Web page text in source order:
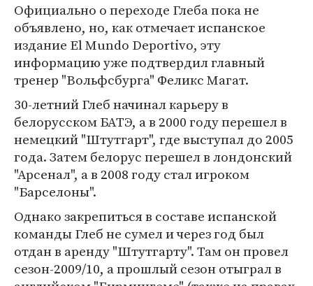
Официально о переходе Глеба пока не
объявлено, но, как отмечает испанское
издание El Mundo Deportivo, эту
информацию уже подтвердил главный
тренер "Вольфсбурга" Феликс Магат.
30-летний Глеб начинал карьеру в
белорусском БАТЭ, а в 2000 году перешел в
немецкий "Штутгарт", где выступал до 2005
года. Затем белорус перешел в лондонский
"Арсенал", а в 2008 году стал игроком
"Барселоны".
Однако закрепиться в составе испанской
команды Глеб не сумел и через год был
отдан в аренду "Штутгарту". Там он провел
сезон-2009/10, а прошлый сезон отыграл в